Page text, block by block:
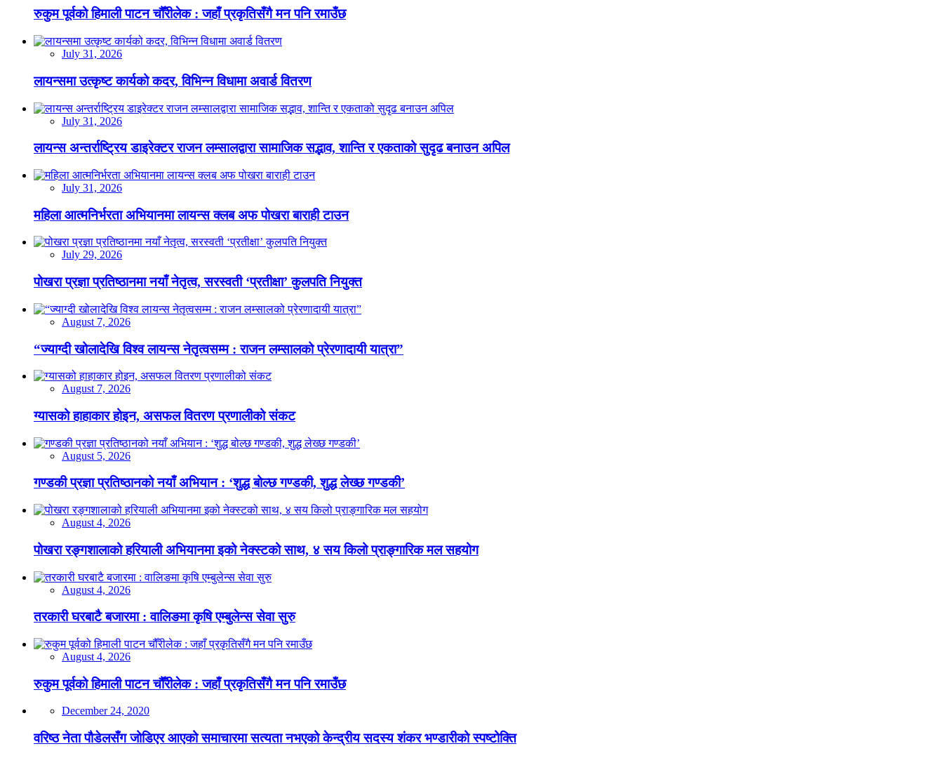
रुकुम पूर्वको हिमाली पाटन चौँरीलेक : जहाँ प्रकृतिसँगै मन पनि रमाउँछ
July 31, 2026
लायन्समा उत्कृष्ट कार्यको कदर, विभिन्न विधामा अवार्ड वितरण
July 31, 2026
लायन्स अन्तर्राष्ट्रिय डाइरेक्टर राजन लम्सालद्वारा सामाजिक सद्भाव, शान्ति र एकताको सुदृढ बनाउन अपिल
July 31, 2026
महिला आत्मनिर्भरता अभियानमा लायन्स क्लब अफ पोखरा बाराही टाउन
July 29, 2026
पोखरा प्रज्ञा प्रतिष्ठानमा नयाँ नेतृत्व, सरस्वती ‘प्रतीक्षा’ कुलपति नियुक्त
August 7, 2026
“ज्याग्दी खोलादेखि विश्व लायन्स नेतृत्वसम्म : राजन लम्सालको प्रेरणादायी यात्रा”
August 7, 2026
ग्यासको हाहाकार होइन, असफल वितरण प्रणालीको संकट
August 5, 2026
गण्डकी प्रज्ञा प्रतिष्ठानको नयाँ अभियान : ‘शुद्ध बोल्छ गण्डकी, शुद्ध लेख्छ गण्डकी’
August 4, 2026
पोखरा रङ्गशालाको हरियाली अभियानमा इको नेक्स्टको साथ, ४ सय किलो प्राङ्गारिक मल सहयोग
August 4, 2026
तरकारी घरबाटै बजारमा : वालिङमा कृषि एम्बुलेन्स सेवा सुरु
August 4, 2026
रुकुम पूर्वको हिमाली पाटन चौँरीलेक : जहाँ प्रकृतिसँगै मन पनि रमाउँछ
December 24, 2020
वरिष्ठ नेता पौडेलसँग जोडिएर आएको समाचारमा सत्यता नभएको केन्द्रीय सदस्य शंकर भण्डारीको स्पष्टोक्ति